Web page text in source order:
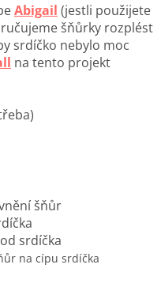
Abigail (jestli použijete
šňůrky rozplést
srdíčko nebylo moc
na tento projekt
šňůr
srdíčka
na cípu srdíčka